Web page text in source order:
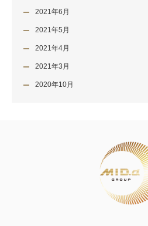
2021年6月
2021年5月
2021年4月
2021年3月
2020年10月